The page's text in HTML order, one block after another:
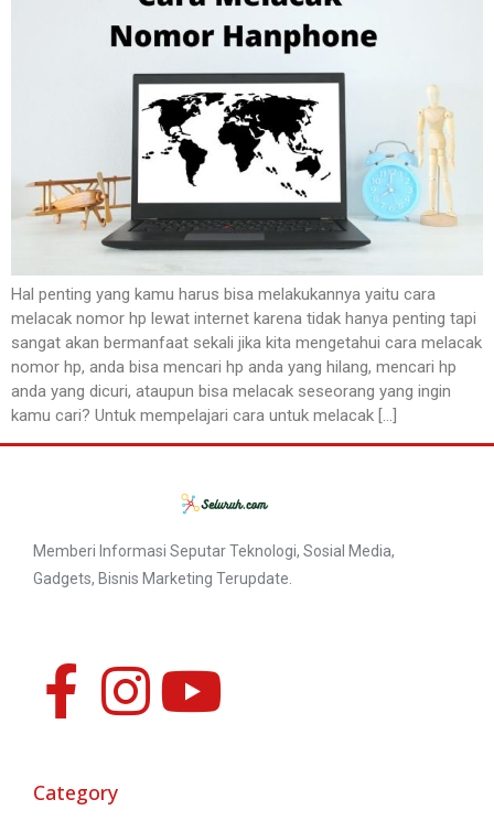
Hal penting yang kamu harus bisa melakukannya yaitu cara
melacak nomor hp lewat internet karena tidak hanya penting tapi
sangat akan bermanfaat sekali jika kita mengetahui cara melacak
nomor hp, anda bisa mencari hp anda yang hilang, mencari hp
anda yang dicuri, ataupun bisa melacak seseorang yang ingin
kamu cari? Untuk mempelajari cara untuk melacak […]
Memberi Informasi Seputar Teknologi, Sosial Media,
Gadgets, Bisnis Marketing Terupdate.
Category